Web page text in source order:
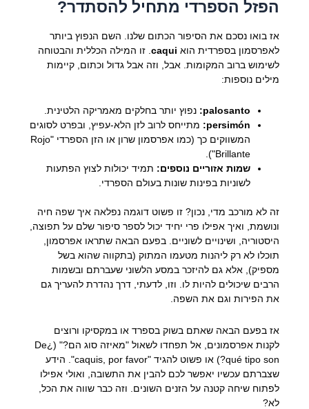
הפזל הספרדי מתחיל להסתדר?
אז בואו נסכם את הסיפור הכתום שלנו. השם הנפוץ ביותר
לאפרסמון בספרדית הוא caqui. זו המילה הכללית והבטוחה
לשימוש ברוב המקומות. אבל, וזה אבל גדול וכתום, קיימות
מילים נוספות:
palosanto:
נפוץ יותר בחלקים מאמריקה הלטינית.
persimón:
מתייחס לרוב לזן הלא-עפיץ, ובפרט לסוגים
המשווקים כך (כמו אפרסמון שרון או הזן הספרדי "Rojo
Brillante").
שמות אזוריים נוספים: תמיד יכולות לצוץ הפתעות
לשוניות בפינות שונות בעולם הספרדי.
זה לא מורכב מדי, נכון? זו פשוט דוגמה נפלאה איך שפה חיה
ונושמת, ואיך אפילו פרי יחיד יכול לספר סיפור שלם על תפוצה,
היסטוריה, ושינויים לשוניים. בפעם הבאה שתראו אפרסמון,
תוכלו לא רק ליהנות מטעמו המתוק (בתקווה שהוא בשל
מספיק), אלא גם להיזכר במסע הלשוני שעברתם ובשמות
הרבים שיכולים להיות לו. וזו, לדעתי, דרך נהדרת להעריך גם
את הפירות וגם את השפה.
אז בפעם הבאה שאתם בשוק בספרד או במקסיקו ורוצים
לקנות אפרסמונים, אל תפחדו לשאול "מאיזה סוג הם?" (¿De
qué tipo son?) או פשוט להגיד "caquis, por favor". הידע
שצברתם עכשיו יאפשר לכם להבין את התשובה, ואולי אפילו
לפתוח שיחה קטנה על הזנים השונים. וזה כבר שווה את הכל,
לא?